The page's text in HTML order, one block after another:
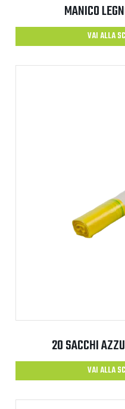
MANICO
VAI ALLA
20 SACCHI
VAI ALLA